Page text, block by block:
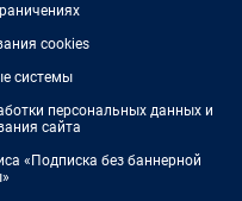
cookies
системы
персональных данных и
сайта
«Подписка без баннерной